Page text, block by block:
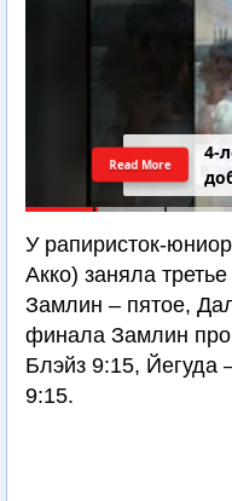
4-
Read More
У рапиристок-
Акко) заняла
Замлин – пятое,
финала Замлин
Блэйз 9:15,
9:15.